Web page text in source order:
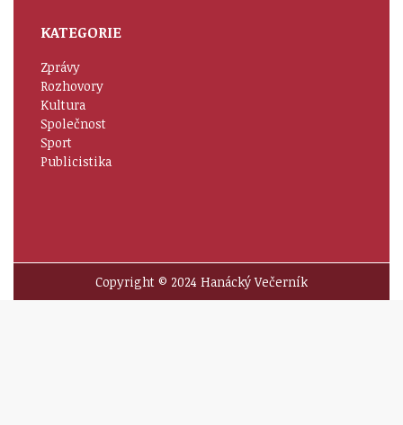
KATEGORIE
Zprávy
Rozhovory
Kultura
Společnost
Sport
Publicistika
Copyright © 2024 Hanácký Večerník